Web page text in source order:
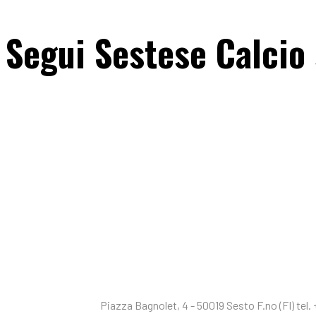
Segui Sestese
Piazza Bagnolet, 4 - 50019 Sesto F.no (FI) tel.